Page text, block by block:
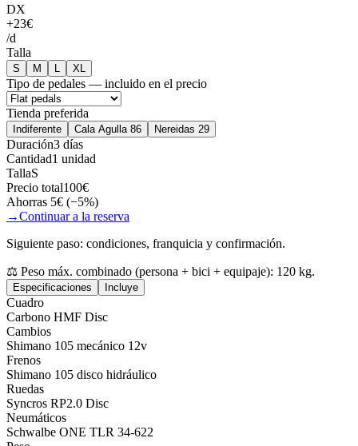
DX
+23€
/d
Talla
S M XL
Tipo de pedales — incluido en el precio
Tienda preferida
Indiferente Cala Agulla 86 Nereidas 29
Duración3 días
Cantidad1 unidad
TallaS
Precio total100€
Ahorras 5€ (−5%)
→Continuar a la reserva
Siguiente paso: condiciones, franquicia y confirmación.
⚖️ Peso máx. combinado (persona + bici + equipaje): 120 kg.
Especificaciones Incluye
Cuadro
Carbono HMF Disc
Cambios
Shimano 105 mecánico 12v
Frenos
Shimano 105 disco hidráulico
Ruedas
Syncros RP2.0 Disc
Neumáticos
Schwalbe ONE TLR 34-622